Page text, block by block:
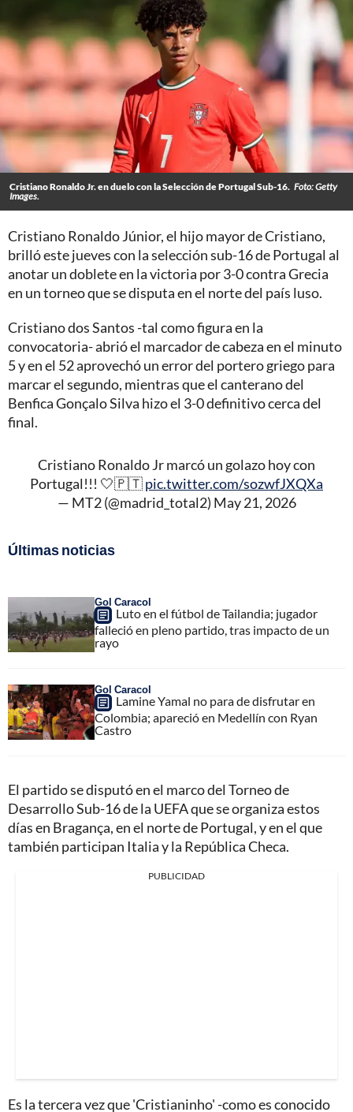
Cristiano Ronaldo Jr. en duelo con la Selección de Portugal Sub-16. Foto: Getty
Images.
Cristiano Ronaldo Júnior, el hijo mayor de Cristiano,
brilló este jueves con la selección sub-16 de Portugal al
anotar un doblete en la victoria por 3-0 contra Grecia
en un torneo que se disputa en el norte del país luso.
Cristiano dos Santos -tal como figura en la
convocatoria- abrió el marcador de cabeza en el minuto
5 y en el 52 aprovechó un error del portero griego para
marcar el segundo, mientras que el canterano del
Benfica Gonçalo Silva hizo el 3-0 definitivo cerca del
final.
Cristiano Ronaldo Jr marcó un golazo hoy con
Portugal!!! 🤍🇵🇹pic.twitter.com/sozwfJXQXa
— MT2 (@madrid_total2) May 21, 2026
Últimas noticias
Gol Caracol
Luto en el fútbol de Tailandia; jugador
falleció en pleno partido, tras impacto de un
rayo
Gol Caracol
Lamine Yamal no para de disfrutar en
Colombia; apareció en Medellín con Ryan
Castro
El partido se disputó en el marco del Torneo de
Desarrollo Sub-16 de la UEFA que se organiza estos
días en Bragança, en el norte de Portugal, y en el que
también participan Italia y la República Checa.
PUBLICIDAD
Es la tercera vez que 'Cristianinho' -como es conocido